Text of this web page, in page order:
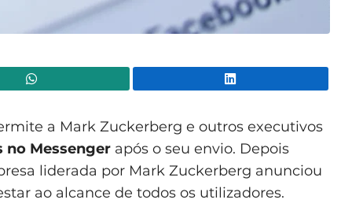
a Mark Zuckerberg e outros executivos
no Messenger após o seu envio. Depois
liderada por Mark Zuckerberg anunciou
ao alcance de todos os utilizadores.